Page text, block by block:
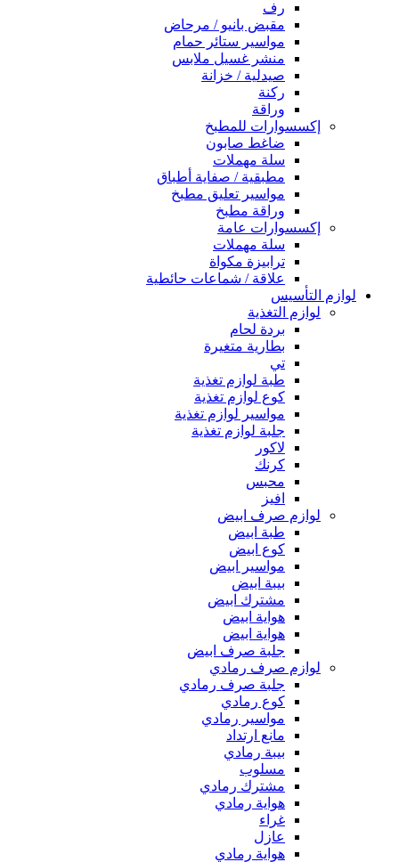
رف
مقبض بانيو / مرحاض
مواسير ستائر حمام
منشر غسيل ملابس
صيدلية / خزانة
ركنة
وراقة
إكسسوارات للمطبخ
ضاغط صابون
سلة مهملات
مطبقية / صفاية أطباق
مواسير تعليق مطبخ
وراقة مطبخ
إكسسوارات عامة
سلة مهملات
ترابيزة مكواة
علاقة / شماعات حائطية
لوازم التأسيس
لوازم التغذية
بردة لحام
بطارية متغيرة
تي
طبة لوازم تغذية
كوع لوازم تغذية
مواسير لوازم تغذية
جلبة لوازم تغذية
لاكور
كرنك
محبس
افيز
لوازم صرف ابيض
طبة ابيض
كوع ابيض
مواسير ابيض
بيبة ابيض
مشترك ابيض
هواية ابيض
هواية ابيض
جلبة صرف ابيض
لوازم صرف رمادي
جلبة صرف رمادي
كوع رمادي
مواسير رمادي
مانع ارتداد
بيبة رمادي
مسلوب
مشترك رمادي
هواية رمادي
غراء
عازل
هواية رمادي